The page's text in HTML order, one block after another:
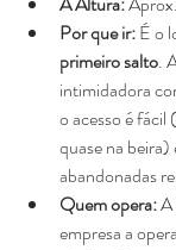
Por que ir: É o
primeiro salto.
intimidadora
o acesso é fácil
quase na
abandonadas
Quem opera: A
empresa a